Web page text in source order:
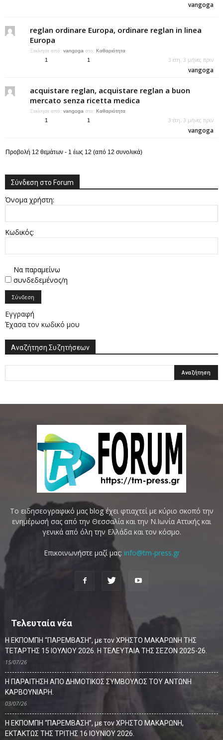
vangoga
reglan ordinare Europa, ordinare reglan in linea
Europa
Ξεκίνησε από: vangoga στο: Καθαριότητα
1 1 3 έτη, 3 μήνες πριν
vangoga
acquistare reglan, acquistare reglan a buon
mercato senza ricetta medica
Ξεκίνησε από: vangoga στο: Καθαριότητα
1 1 3 έτη, 3 μήνες πριν
vangoga
Προβολή 12 θεμάτων - 1 έως 12 (από 12 συνολικά)
Σύνδεση στο Forum
Όνομα χρήστη:
Κωδικός:
Να παραμείνω
συνδεδεμένος/η
Σύνδεση
Εγγραφή
Έχασα τον κωδικό μου
Αναζήτηση Συζητήσεων
Το ειδησεογραφικό μας blog έχει φτιαχτεί με κύριο σκοπό την
ενημέρωσή σας από την Θεσσαλία και την Ν.Ιωνία Αττικής και
γενικά από όλη την Ελλάδα και τον κόσμο.
Επικοινωνήστε μαζί μας: info@tm-press.gr
Τελευταία νέα
Η ΕΚΠΟΜΠΗ “ΠΑΡΕΜΒΑΣΗ”, με τον ΧΡΗΣΤΟ ΜΑΚΑΡΩΝΗ ΤΗΣ
ΤΕΤΑΡΤΗΣ 15 ΙΟΥΛΙΟΥ 2026. Η ΤΕΛΕΥΤΑΙΑ ΤΗΣ ΣΕΖΟΝ 2025-26.
15/07/26
Η ΠΑΡΑΙΤΗΣΗ ΑΠΟ ΔΗΜΟΤΙΚΟΣ ΣΥΜΒΟΥΛΟΣ ΤΟΥ ΑΝΤΩΝΗ
ΚΑΡΒΟΥΝΙΑΡΗ.
03/07/26
Η ΕΚΠΟΜΠΗ “ΠΑΡΕΜΒΑΣΗ”, με τον ΧΡΗΣΤΟ ΜΑΚΑΡΩΝΗ,
ΕΚΤΑΚΤΩΣ ΤΗΣ ΤΡΙΤΗΣ 16 ΙΟΥΝΙΟΥ 2026.